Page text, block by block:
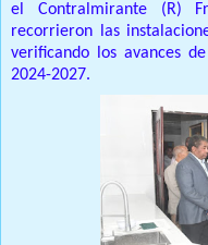
el Contralmirante (R)
recorrieron las
verificando los avances
2024-2027.